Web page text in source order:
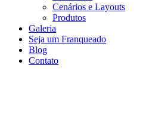
Cenários e Layouts
Produtos
Galeria
Seja um Franqueado
Blog
Contato